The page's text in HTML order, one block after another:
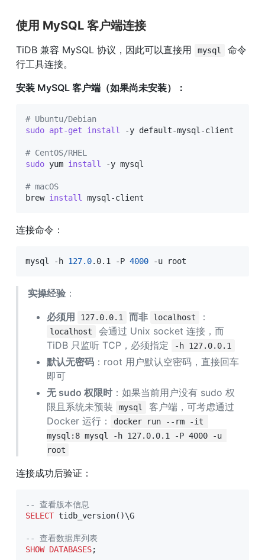
使用 MySQL 客户端连接
TiDB 兼容 MySQL 协议，因此可以直接用 mysql
命令
行工具连接。
安装 MySQL 客户端（如果尚未安装）：
# Ubuntu/Debian
sudo apt-get install -y default-mysql-client
# CentOS/RHEL
sudo yum install -y mysql
# macOS
brew install mysql-client
连接命令：
mysql -h 127.0.0.1 -P 4000 -u root
实操经验 ：
必须用
127.0.0.1 而非 localhost ：
localhost
会通过 Unix socket 连接，而
TiDB 只监听 TCP，必须指定
-h 127.0.0.1
默认无密码 ：root 用户默认空密码，直接回车
即可
无 sudo 权限时：如果当前用户没有 sudo 权
限且系统未预装
mysql
客户端，可考虑通过
Docker 运行：
docker run --rm -it
mysql:8 mysql -h 127.0.0.1 -P 4000 -u
root
连接成功后验证：
-- 查看版本信息
SELECT tidb_version( )\G
-- 查看数据库列表
SHOW DATABASES;